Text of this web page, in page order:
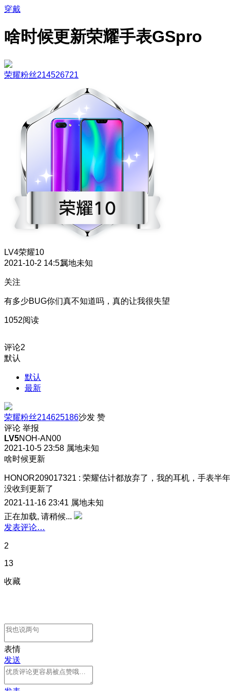
穿戴
啥时候更新荣耀手表GSpro
荣耀粉丝214526721
LV4荣耀10
2021-10-2 14:51属地未知
关注
有多少BUG你们真不知道吗，真的让我很失望
1052阅读
评论2
默认
默认
最新
荣耀粉丝214625186沙发 赞
评论 举报
LV5NOH-AN00
2021-10-5 23:58 属地未知
啥时候更新
HONOR209017321 : 荣耀估计都放弃了，我的耳机，手表半年
没收到更新了
2021-11-16 23:41 属地未知
正在加载, 请稍候...
发表评论…
2
13
收藏
表情
发送